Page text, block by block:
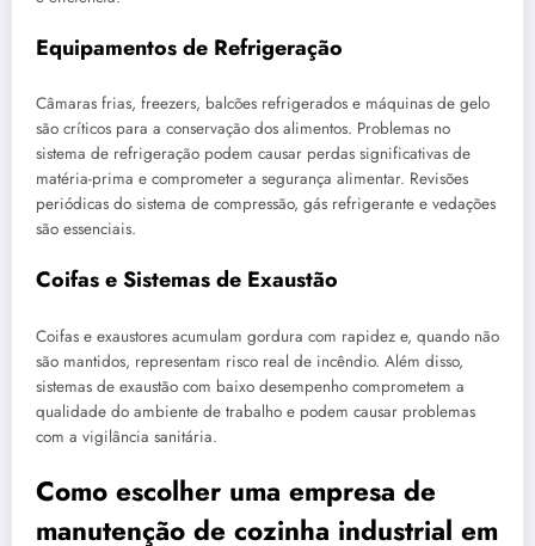
Equipamentos de Refrigeração
Câmaras frias, freezers, balcões refrigerados e máquinas de gelo
são críticos para a conservação dos alimentos. Problemas no
sistema de refrigeração podem causar perdas significativas de
matéria-prima e comprometer a segurança alimentar. Revisões
periódicas do sistema de compressão, gás refrigerante e vedações
são essenciais.
Coifas e Sistemas de Exaustão
Coifas e exaustores acumulam gordura com rapidez e, quando não
são mantidos, representam risco real de incêndio. Além disso,
sistemas de exaustão com baixo desempenho comprometem a
qualidade do ambiente de trabalho e podem causar problemas
com a vigilância sanitária.
Como escolher uma empresa de
manutenção de cozinha industrial em